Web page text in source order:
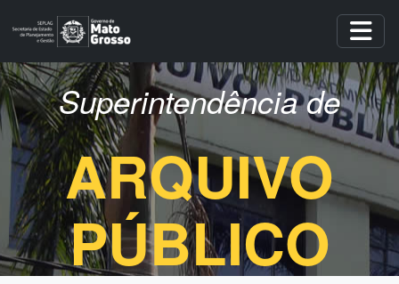
Skip to main content
Superintendência de
ARQUIVO
PÚBLICO